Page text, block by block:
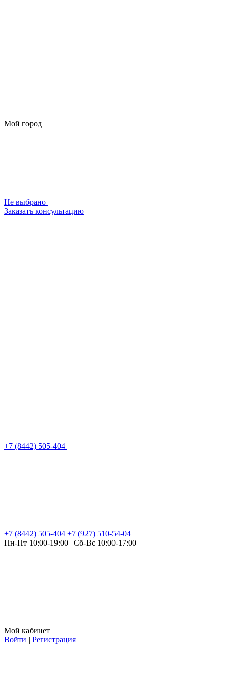
Мой город
Не выбрано
Заказать консультацию
+7 (8442) 505-404
+7 (8442) 505-404 +7 (927) 510-54-04
Пн-Пт 10:00-19:00 | Сб-Вс 10:00-17:00
Мой кабинет
Войти | Регистрация